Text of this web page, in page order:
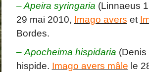
– Apeira syringaria (Linnaeus
29 mai 2010, Imago avers et
Bordes.
– Apocheima hispidaria
hispide. Imago avers mâle le